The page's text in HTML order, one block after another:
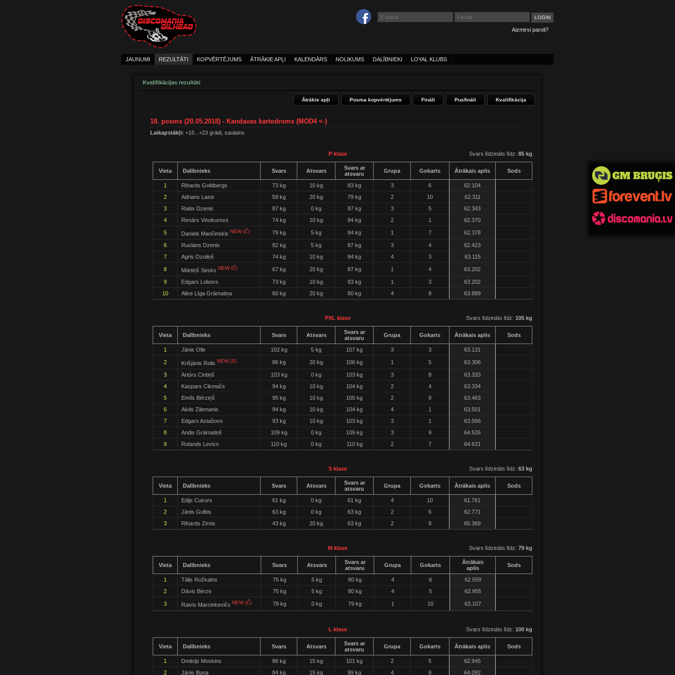
Aizmirsi paroli?
JAUNUMI REZULTĀTI KOPVĒRTĒJUMS ĀTRĀKIE APĻI KALENDĀRS NOLIKUMS DALĪBNIEKI LOYAL KLUBS
Kvalifikācijas rezultāti
Kvalifikācija
Pusfināli
Fināli
Posma kopvērtējums
Ātrākie apļi
18. posms (20.05.2018) - Kandavas kartodroms (MOD4 <-)
Laikapstākļi: +16...+23 grādi, saulains
P klase Svars līdzināts līdz: 85 kg
Vieta Dalībnieks Svars Atsvars
Svars ar
atsvaru
Grupa Gokarts Ātrākais aplis Sods
1 Rihards Goldbergs 73 kg 10 kg 83 kg 3 6
62.104
2
Adrians Lasis 59 kg 20 kg 79 kg 2 10
62.311
3
Raitis Dzenis 87 kg 0 kg 87 kg 3 5
62.343
4
Renārs Vinokurovs 74 kg 10 kg 84 kg 2 1 62.370
5 Daniels Mančinskis NEW (Č) 79 kg 5 kg 84 kg 1 7 62.378
6 Ruslans Dzenis 82 kg 5 kg 87 kg 3 4
62.423
7
Agris Ozoliņš 74 kg 10 kg 84 kg 4 3 63.115
8 Mārtiņš Sesks NEW (Č) 67 kg 20 kg 87 kg 1 4 63.202
9 Edgars Lobovs 73 kg 10 kg 83 kg 1 3
63.202
10
Alise Līga Grāmatiņa 60 kg 20 kg 80 kg 4 8 63.889
PXL klase Svars līdzināts līdz: 105 kg
Vieta Dalībnieks Svars Atsvars
Svars ar
atsvaru
Grupa Gokarts Ātrākais aplis Sods
1 Jānis Olle 102 kg 5 kg 107 kg 3 3 63.131
2 Krišjānis Rolis NEW (S) 86 kg 20 kg 106 kg 1 5 63.306
3 Artūrs Cintiņš 103 kg 0 kg 103 kg 3 8
63.333
4
Kaspars Cikmačs 94 kg 10 kg 104 kg 2 4
63.334
5
Emīls Bērziņš 95 kg 10 kg 105 kg 2 9
63.463
6
Alvils Zilemanis 94 kg 10 kg 104 kg 4 1
63.501
7
Edgars Astašovs 93 kg 10 kg 103 kg 3 1
63.566
8
Andis Grāmatiņš 109 kg 0 kg 109 kg 3 9
64.526
9
Rolands Levics 110 kg 0 kg 110 kg 2 7 64.631
S klase Svars līdzināts līdz: 63 kg
Vieta Dalībnieks Svars Atsvars
Svars ar
atsvaru
Grupa Gokarts Ātrākais aplis Sods
1 Edijs Cukurs 61 kg 0 kg 61 kg 4 10
61.761
2
Jānis Gulbis 63 kg 0 kg 63 kg 2 6
62.771
3
Rihards Zirnis 43 kg 20 kg 63 kg 2 8 65.369
M klase Svars līdzināts līdz: 79 kg
Vieta Dalībnieks Svars Atsvars
Svars ar
atsvaru
Grupa Gokarts
Ātrākais
aplis
Sods
1 Tālis Rožkalns 75 kg 5 kg 80 kg 4 6
62.559
2
Dāvis Bērze 75 kg 5 kg 80 kg 4 5 62.955
3 Raivis Marcinkevičs NEW (Č) 79 kg 0 kg 79 kg 1 10 63.107
L klase Svars līdzināts līdz: 100 kg
Vieta Dalībnieks Svars Atsvars
Svars ar
atsvaru
Grupa Gokarts Ātrākais aplis Sods
1 Dmitrijs Moskins 86 kg 15 kg 101 kg 2 5
62.945
2
Jānis Buna 84 kg 15 kg 99 kg 4 9 64.092